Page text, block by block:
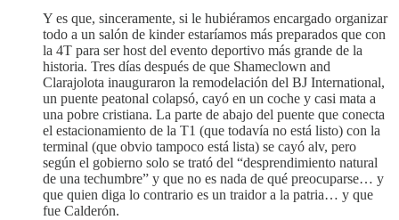
Y es que, sinceramente, si le hubiéramos encargado organizar
todo a un salón de kinder estaríamos más preparados que con
la 4T para ser host del evento deportivo más grande de la
historia. Tres días después de que Shameclown and
Clarajolota inauguraron la remodelación del BJ International,
un puente peatonal colapsó, cayó en un coche y casi mata a
una pobre cristiana. La parte de abajo del puente que conecta
el estacionamiento de la T1 (que todavía no está listo) con la
terminal (que obvio tampoco está lista) se cayó alv, pero
según el gobierno solo se trató del “desprendimiento natural
de una techumbre” y que no es nada de qué preocuparse… y
que quien diga lo contrario es un traidor a la patria… y que
fue Calderón.